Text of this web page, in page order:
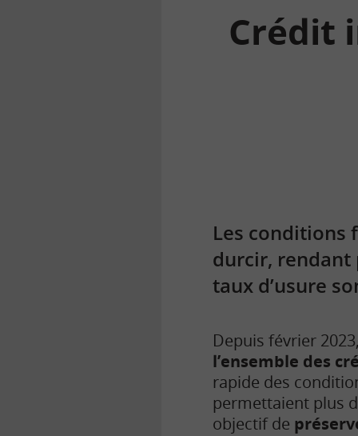
Crédit
Les conditions
durcir, rendant
taux d’usure
Depuis février
l’ensemble des
rapide des
permettaient plus
objectif de